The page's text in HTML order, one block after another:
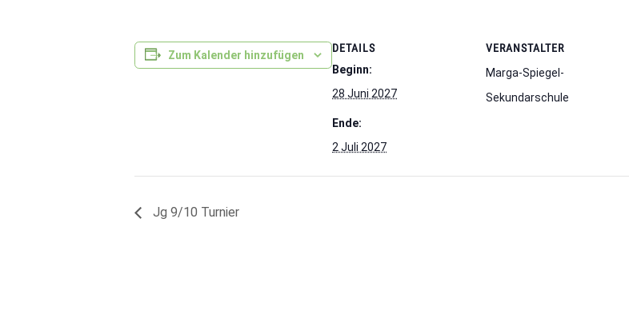
Zum Kalender hinzufügen
DETAILS
Beginn:
28 Juni 2027
Ende:
2 Juli 2027
VERANSTALTER
Marga-Spiegel-
Sekundarschule
Jg 9/10 Turnier